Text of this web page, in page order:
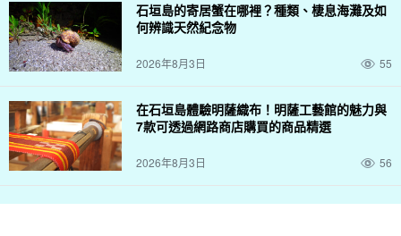
石垣島的寄居蟹在哪裡？種類、棲息海灘及如
何辨識天然紀念物
2026年8月3日 55
在石垣島體驗明薩織布！明薩工藝館的魅力與
7款可透過網路商店購買的商品精選
2026年8月3日 56